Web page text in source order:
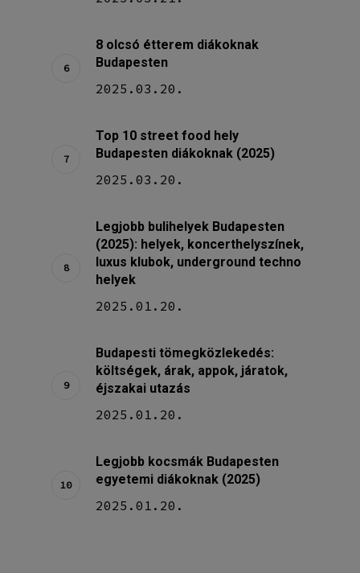
8 olcsó étterem diákoknak
Budapesten
2025.03.20.
Top 10 street food hely
Budapesten diákoknak (2025)
2025.03.20.
Legjobb bulihelyek Budapesten
(2025): helyek, koncerthelyszínek,
luxus klubok, underground techno
helyek
2025.01.20.
Budapesti tömegközlekedés:
költségek, árak, appok, járatok,
éjszakai utazás
2025.01.20.
Legjobb kocsmák Budapesten
egyetemi diákoknak (2025)
2025.01.20.